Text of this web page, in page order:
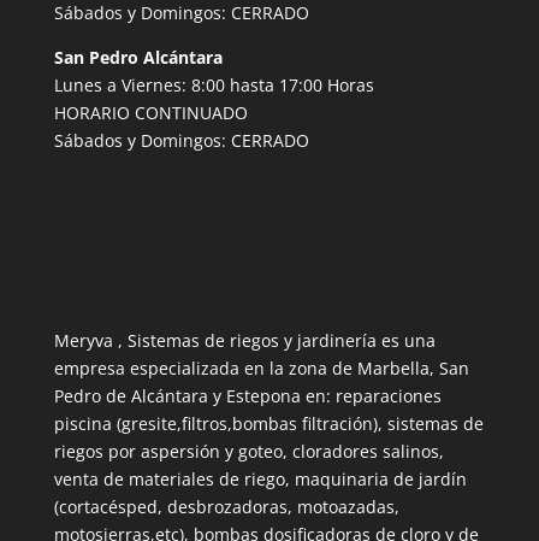
Sábados y Domingos: CERRADO
San Pedro Alcántara
Lunes a Viernes: 8:00 hasta 17:00 Horas
HORARIO CONTINUADO
Sábados y Domingos: CERRADO
Meryva , Sistemas de riegos y jardinería es una
empresa especializada en la zona de Marbella, San
Pedro de Alcántara y Estepona en: reparaciones
piscina (gresite,filtros,bombas filtración), sistemas de
riegos por aspersión y goteo, cloradores salinos,
venta de materiales de riego, maquinaria de jardín
(cortacésped, desbrozadoras, motoazadas,
motosierras,etc), bombas dosificadoras de cloro y de